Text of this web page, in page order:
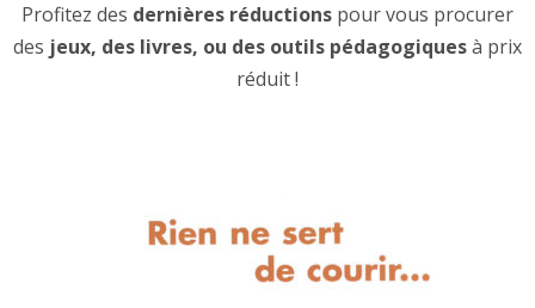
Profitez des dernières réductions pour vous procurer
des jeux, des livres, ou des outils pédagogiquesà prix
réduit !